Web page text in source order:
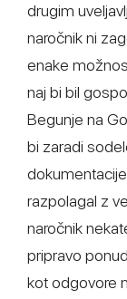
drugim
naročnik ni
enake
naj bi bil
Begunje na
bi zaradi
razpolagal z
naročnik
pripravo
kot odgovore